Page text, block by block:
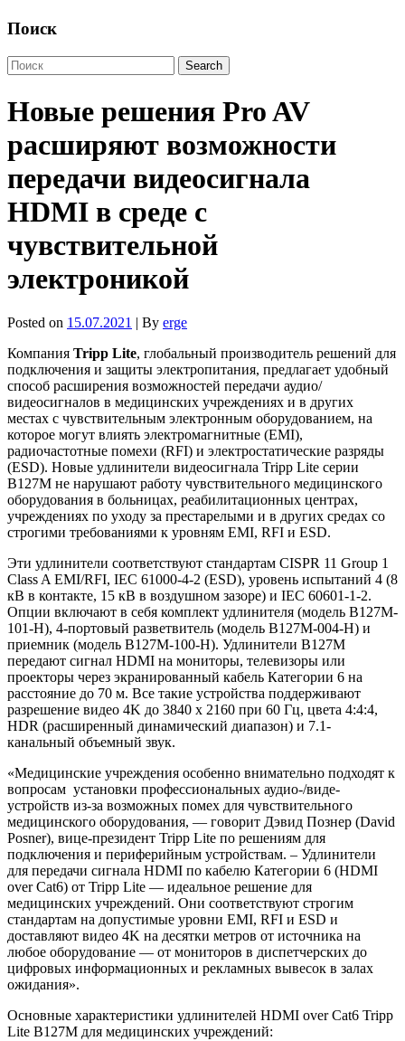
Поиск
Новые решения Pro AV
расширяют возможности
передачи видеосигнала
HDMI в среде с
чувствительной
электроникой
Posted on 15.07.2021 | By erge
Компания Tripp Lite, глобальный производитель решений для
подключения и защиты электропитания, предлагает удобный
способ расширения возможностей передачи аудио/
видеосигналов в медицинских учреждениях и в других
местах с чувствительным электронным оборудованием, на
которое могут влиять электромагнитные (EMI),
радиочастотные помехи (RFI) и электростатические разряды
(ESD). Новые удлинители видеосигнала Tripp Lite серии
B127M не нарушают работу чувствительного медицинского
оборудования в больницах, реабилитационных центрах,
учреждениях по уходу за престарелыми и в других средах со
строгими требованиями к уровням EMI, RFI и ESD.
Эти удлинители соответствуют стандартам CISPR 11 Group 1
Class A EMI/RFI, IEC 61000-4-2 (ESD), уровень испытаний 4 (8
кВ в контакте, 15 кВ в воздушном зазоре) и IEC 60601-1-2.
Опции включают в себя комплект удлинителя (модель B127M-
101-H), 4-портовый разветвитель (модель B127M-004-H) и
приемник (модель B127M-100-H). Удлинители B127M
передают сигнал HDMI на мониторы, телевизоры или
проекторы через экранированный кабель Категории 6 на
расстояние до 70 м. Все такие устройства поддерживают
разрешение видео 4K до 3840 x 2160 при 60 Гц, цвета 4:4:4,
HDR (расширенный динамический диапазон) и 7.1-
канальный объемный звук.
«Медицинские учреждения особенно внимательно подходят к
вопросам установки профессиональных аудио-/виде-
устройств из-за возможных помех для чувствительного
медицинского оборудования, — говорит Дэвид Познер (David
Posner), вице-президент Tripp Lite по решениям для
подключения и периферийным устройствам. – Удлинители
для передачи сигнала HDMI по кабелю Категории 6 (HDMI
over Cat6) от Tripp Lite — идеальное решение для
медицинских учреждений. Они соответствуют строгим
стандартам на допустимые уровни EMI, RFI и ESD и
доставляют видео 4K на десятки метров от источника на
любое оборудование — от мониторов в диспетчерских до
цифровых информационных и рекламных вывесок в залах
ожидания».
Основные характеристики удлинителей HDMI over Cat6 Tripp
Lite B127M для медицинских учреждений: